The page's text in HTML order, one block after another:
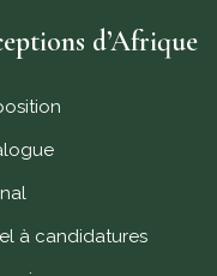
d’Afrique
à candidatures